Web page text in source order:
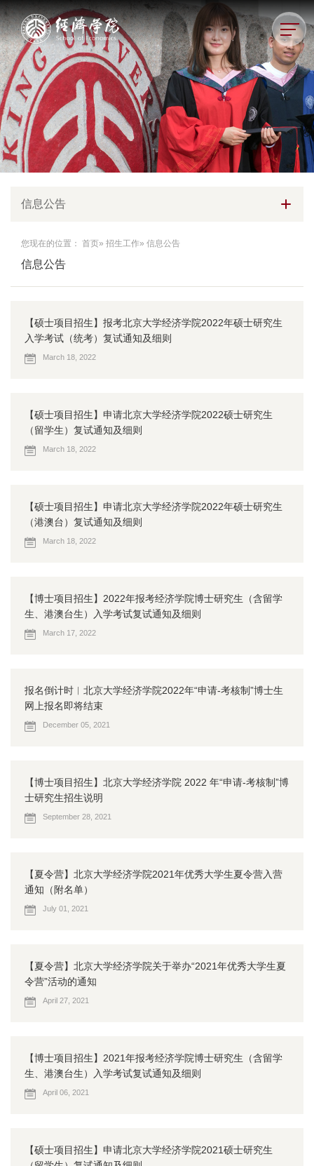
信息公告
您现在的位置： 首页» 招生工作» 信息公告
信息公告
【硕士项目招生】报考北京大学经济学院2022年硕士研究生
入学考试（统考）复试通知及细则
March 18, 2022
【硕士项目招生】申请北京大学经济学院2022硕士研究生
（留学生）复试通知及细则
March 18, 2022
【硕士项目招生】申请北京大学经济学院2022年硕士研究生
（港澳台）复试通知及细则
March 18, 2022
【博士项目招生】2022年报考经济学院博士研究生（含留学
生、港澳台生）入学考试复试通知及细则
March 17, 2022
报名倒计时︱北京大学经济学院2022年“申请-考核制”博士生
网上报名即将结束
December 05, 2021
【博士项目招生】北京大学经济学院 2022 年“申请-考核制”博
士研究生招生说明
September 28, 2021
【夏令营】北京大学经济学院2021年优秀大学生夏令营入营
通知（附名单）
July 01, 2021
【夏令营】北京大学经济学院关于举办“2021年优秀大学生夏
令营”活动的通知
April 27, 2021
【博士项目招生】2021年报考经济学院博士研究生（含留学
生、港澳台生）入学考试复试通知及细则
April 06, 2021
【硕士项目招生】申请北京大学经济学院2021硕士研究生